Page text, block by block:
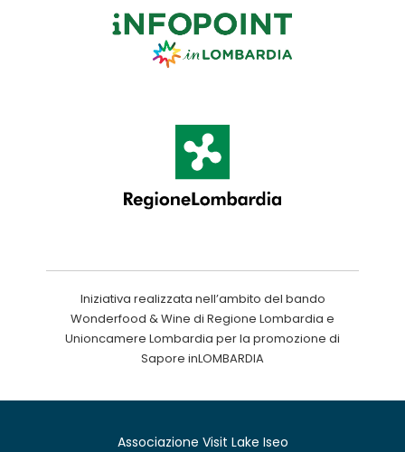
Iniziativa realizzata nell’ambito del bando
Wonderfood & Wine di Regione Lombardia e
Unioncamere Lombardia per la promozione di
Sapore inLOMBARDIA
Associazione Visit Lake Iseo